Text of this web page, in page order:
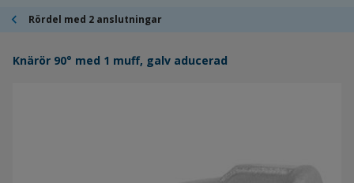
chevron_left Rördel med 2 anslutningar
Knärör 90° med 1 muff, galv aducerad